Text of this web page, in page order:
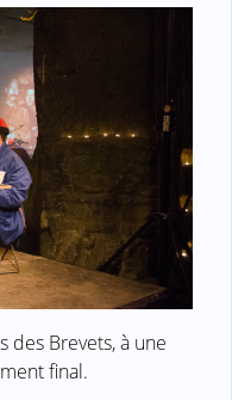
des Brevets, à une
final.